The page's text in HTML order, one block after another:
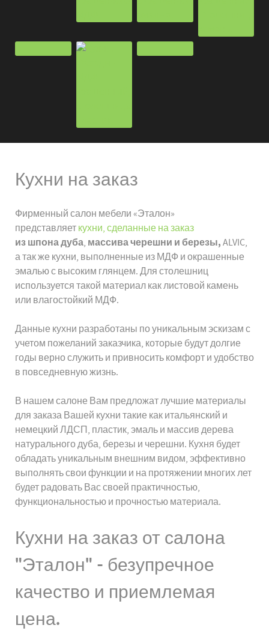
Кухни на заказ
Фирменный салон мебели «Эталон»
представляет кухни, сделанные на заказ
из шпона дуба, массива черешни и березы, ALVIC,
а так же кухни, выполненные из МДФ и окрашенные
эмалью с высоким глянцем. Для столешниц
используется такой материал как листовой камень
или влагостойкий МДФ.
Данные кухни разработаны по уникальным эскизам с
учетом пожеланий заказчика, которые будут долгие
годы верно служить и привносить комфорт и удобство
в повседневную жизнь.
В нашем салоне Вам предложат лучшие материалы
для заказа Вашей кухни такие как итальянский и
немецкий ЛДСП, пластик, эмаль и массив дерева
натурального дуба, березы и черешни. Кухня будет
обладать уникальным внешним видом, эффективно
выполнять свои функции и на протяжении многих лет
будет радовать Вас своей практичностью,
функциональностью и прочностью материала.
Кухни на заказ от салона
"Эталон" - безупречное
качество и приемлемая
цена.